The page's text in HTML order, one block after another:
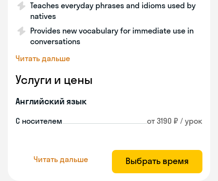
Teaches everyday phrases and idioms used by
natives
Provides new vocabulary for immediate use in
conversations
Читать дальше
Услуги и цены
Английский язык
С носителем от 3190 ₽ / урок
Читать дальше Выбрать время